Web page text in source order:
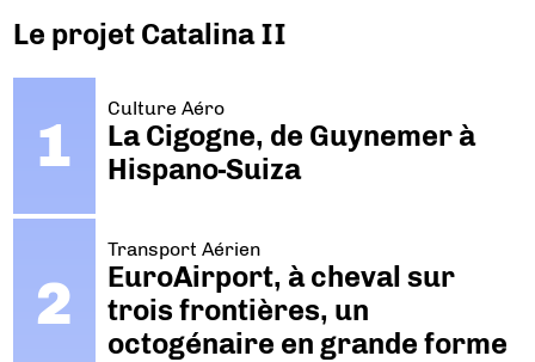
Le projet Catalina II
Culture Aéro
La Cigogne, de Guynemer à
Hispano-Suiza
Transport Aérien
EuroAirport, à cheval sur
trois frontières, un
octogénaire en grande forme